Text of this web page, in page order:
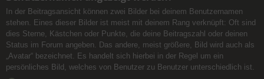
In der Beitragsansicht können zwei Bilder bei deinem Benutzernamen
stehen. Eines dieser Bilder ist meist mit deinem Rang verknüpft: Oft sind
dies Sterne, Kästchen oder Punkte, die deine Beitragszahl oder deinen
Status im Forum angeben. Das andere, meist größere, Bild wird auch als
„Avatar“ bezeichnet. Es handelt sich hierbei in der Regel um ein
persönliches Bild, welches von Benutzer zu Benutzer unterschiedlich ist.